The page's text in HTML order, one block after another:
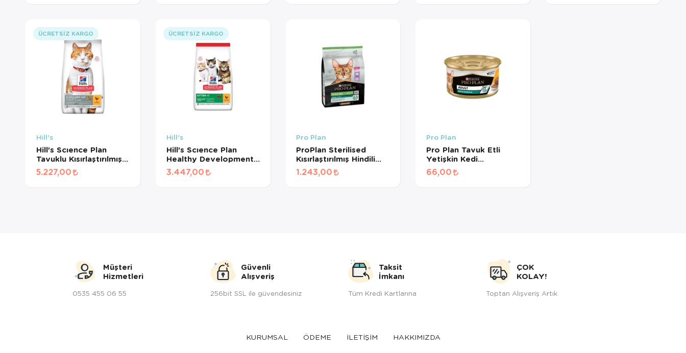
ÜCRETSIZ KARGO
Hill's
Hill's Scıence Plan
Tavuklu Kısırlaştırılmış
Kedi Maması 8kg + 2kg
HEDİYE!
5.227,00
ÜCRETSIZ KARGO
Hill's
Hill's Scıence Plan
Healthy Development
Tavuklu Yavru Kedi
Maması 5kg + 2kg
3.447,00
Pro Plan
ProPlan Sterilised
Kısırlaştırılmış Hindili
Kedi Maması 1,5
1.243,00
Pro Plan
Pro Plan Tavuk Etli
Yetişkin Kedi
Konservesi 85Gr
66,00
Müşteri
Hizmetleri
0535 455 06 55
Güvenli
Alışveriş
256bit SSL ile güvendesiniz
Taksit
İmkanı
Tüm Kredi Kartlarına
ÇOK
KOLAY!
Toptan Alışveriş Artık
KURUMSAL ÖDEME İLETİŞİM HAKKIMIZDA